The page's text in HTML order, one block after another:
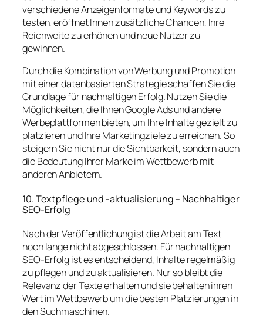
verschiedene Anzeigenformate und Keywords zu
testen, eröffnet Ihnen zusätzliche Chancen, Ihre
Reichweite zu erhöhen und neue Nutzer zu
gewinnen.
Durch die Kombination von Werbung und Promotion
mit einer datenbasierten Strategie schaffen Sie die
Grundlage für nachhaltigen Erfolg. Nutzen Sie die
Möglichkeiten, die Ihnen Google Ads und andere
Werbeplattformen bieten, um Ihre Inhalte gezielt zu
platzieren und Ihre Marketingziele zu erreichen. So
steigern Sie nicht nur die Sichtbarkeit, sondern auch
die Bedeutung Ihrer Marke im Wettbewerb mit
anderen Anbietern.
10. Textpflege und -aktualisierung – Nachhaltiger
SEO-Erfolg
Nach der Veröffentlichung ist die Arbeit am Text
noch lange nicht abgeschlossen. Für nachhaltigen
SEO-Erfolg ist es entscheidend, Inhalte regelmäßig
zu pflegen und zu aktualisieren. Nur so bleibt die
Relevanz der Texte erhalten und sie behalten ihren
Wert im Wettbewerb um die besten Platzierungen in
den Suchmaschinen.